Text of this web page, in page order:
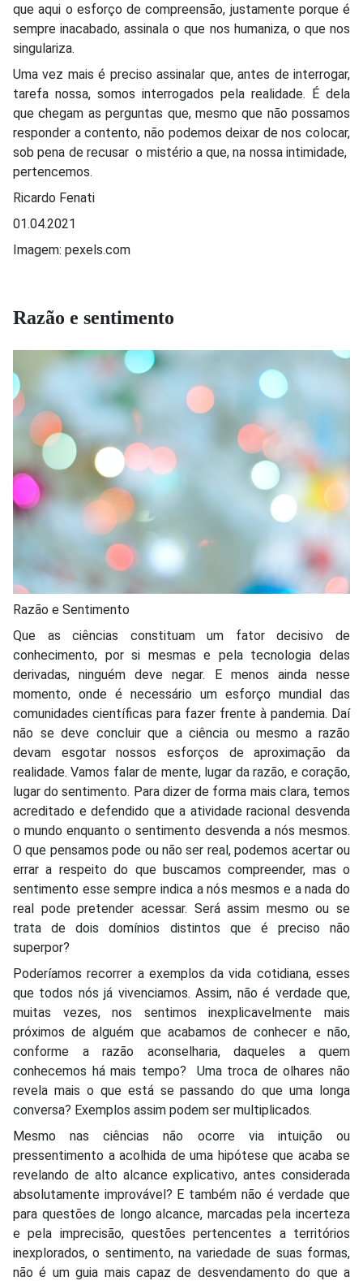
que aqui o esforço de compreensão, justamente porque é
sempre inacabado, assinala o que nos humaniza, o que nos
singulariza.
Uma vez mais é preciso assinalar que, antes de interrogar,
tarefa nossa, somos interrogados pela realidade. É dela
que chegam as perguntas que, mesmo que não possamos
responder a contento, não podemos deixar de nos colocar,
sob pena de recusar o mistério a que, na nossa intimidade,
pertencemos.
Ricardo Fenati
01.04.2021
Imagem: pexels.com
Razão e sentimento
Razão e Sentimento
Que as ciências constituam um fator decisivo de
conhecimento, por si mesmas e pela tecnologia delas
derivadas, ninguém deve negar. E menos ainda nesse
momento, onde é necessário um esforço mundial das
comunidades científicas para fazer frente à pandemia. Daí
não se deve concluir que a ciência ou mesmo a razão
devam esgotar nossos esforços de aproximação da
realidade. Vamos falar de mente, lugar da razão, e coração,
lugar do sentimento. Para dizer de forma mais clara, temos
acreditado e defendido que a atividade racional desvenda
o mundo enquanto o sentimento desvenda a nós mesmos.
O que pensamos pode ou não ser real, podemos acertar ou
errar a respeito do que buscamos compreender, mas o
sentimento esse sempre indica a nós mesmos e a nada do
real pode pretender acessar. Será assim mesmo ou se
trata de dois domínios distintos que é preciso não
superpor?
Poderíamos recorrer a exemplos da vida cotidiana, esses
que todos nós já vivenciamos. Assim, não é verdade que,
muitas vezes, nos sentimos inexplicavelmente mais
próximos de alguém que acabamos de conhecer e não,
conforme a razão aconselharia, daqueles a quem
conhecemos há mais tempo? Uma troca de olhares não
revela mais o que está se passando do que uma longa
conversa? Exemplos assim podem ser multiplicados.
Mesmo nas ciências não ocorre via intuição ou
pressentimento a acolhida de uma hipótese que acaba se
revelando de alto alcance explicativo, antes considerada
absolutamente improvável? E também não é verdade que
para questões de longo alcance, marcadas pela incerteza
e pela imprecisão, questões pertencentes a territórios
inexplorados, o sentimento, na variedade de suas formas,
não é um guia mais capaz de desvendamento do que a